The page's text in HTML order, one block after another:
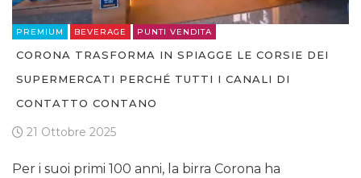
PREMIUM BEVERAGE PUNTI VENDITA
CORONA TRASFORMA IN SPIAGGE LE CORSIE DEI
SUPERMERCATI PERCHÉ TUTTI I CANALI DI
CONTATTO CONTANO
21 Ottobre 2025
Per i suoi primi 100 anni, la birra Corona ha